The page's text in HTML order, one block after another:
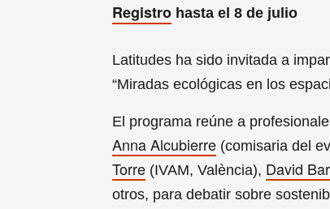
Registro hasta el 8 de julio
Latitudes ha sido invitada a
“Miradas ecológicas en los
El programa reúne a
Anna Alcubierre (comisaria del
Torre (IVAM, València), David
otros, para debatir sobre